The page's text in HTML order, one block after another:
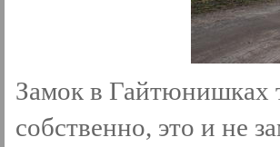
Замок в Гайтюнишках
собственно, это и не